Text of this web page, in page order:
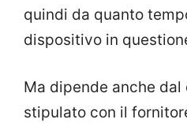
quindi da quanto
dispositivo in
Ma dipende anche
stipulato con il